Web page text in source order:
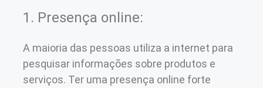
1. Presença online:
A maioria das pessoas utiliza a internet para
pesquisar informações sobre produtos e
serviços. Ter uma presença online forte